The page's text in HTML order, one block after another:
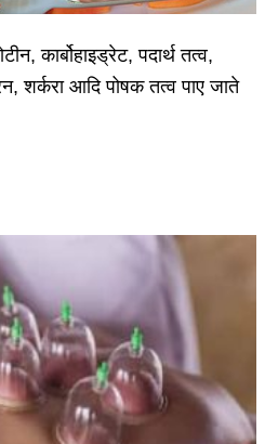
कार्बोहाइड्रेट, पदार्थ तत्व,
शर्करा आदि पोषक तत्व पाए जाते